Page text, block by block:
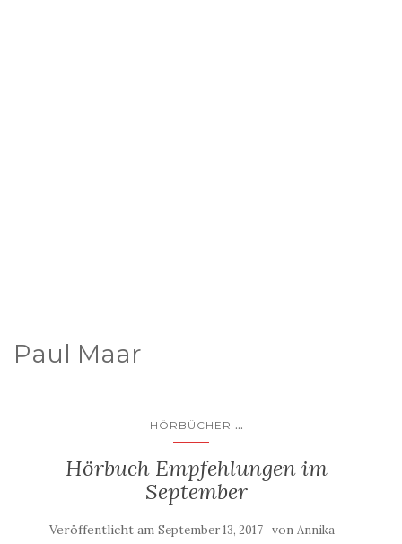
Paul Maar
HÖRBÜCHER ...
Hörbuch Empfehlungen im
September
Veröffentlicht am September 13, 2017 von Annika